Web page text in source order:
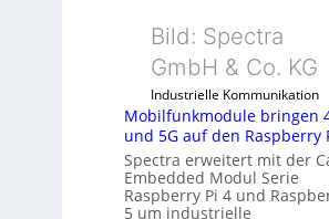
z
i
l
m
m
b
I
d
u
s
t
r
Bild: Spectra
GmbH & Co. KG
Industrielle Kommunikation
Mobilfunkmodule bringen
und 5G auf den Raspberry
Spectra erweitert mit der
Embedded Modul Serie
Raspberry Pi 4 und
5 um industrielle